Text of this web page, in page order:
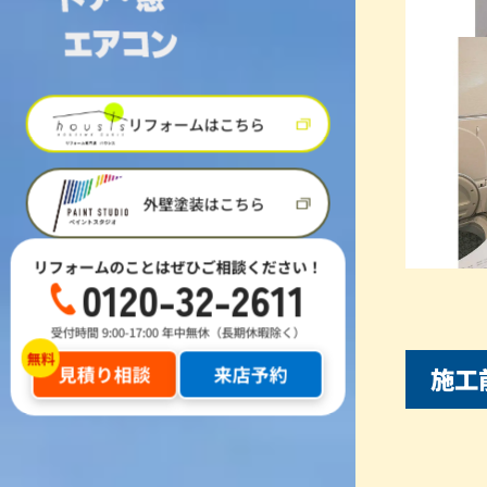
リフォームはこちら
外壁塗装はこちら
リフォームのことはぜひご相談ください！
0120-32-2611
受付時間 9:00-17:00 年中無休（長期休暇除く）
見積り相談 来店予約 施工